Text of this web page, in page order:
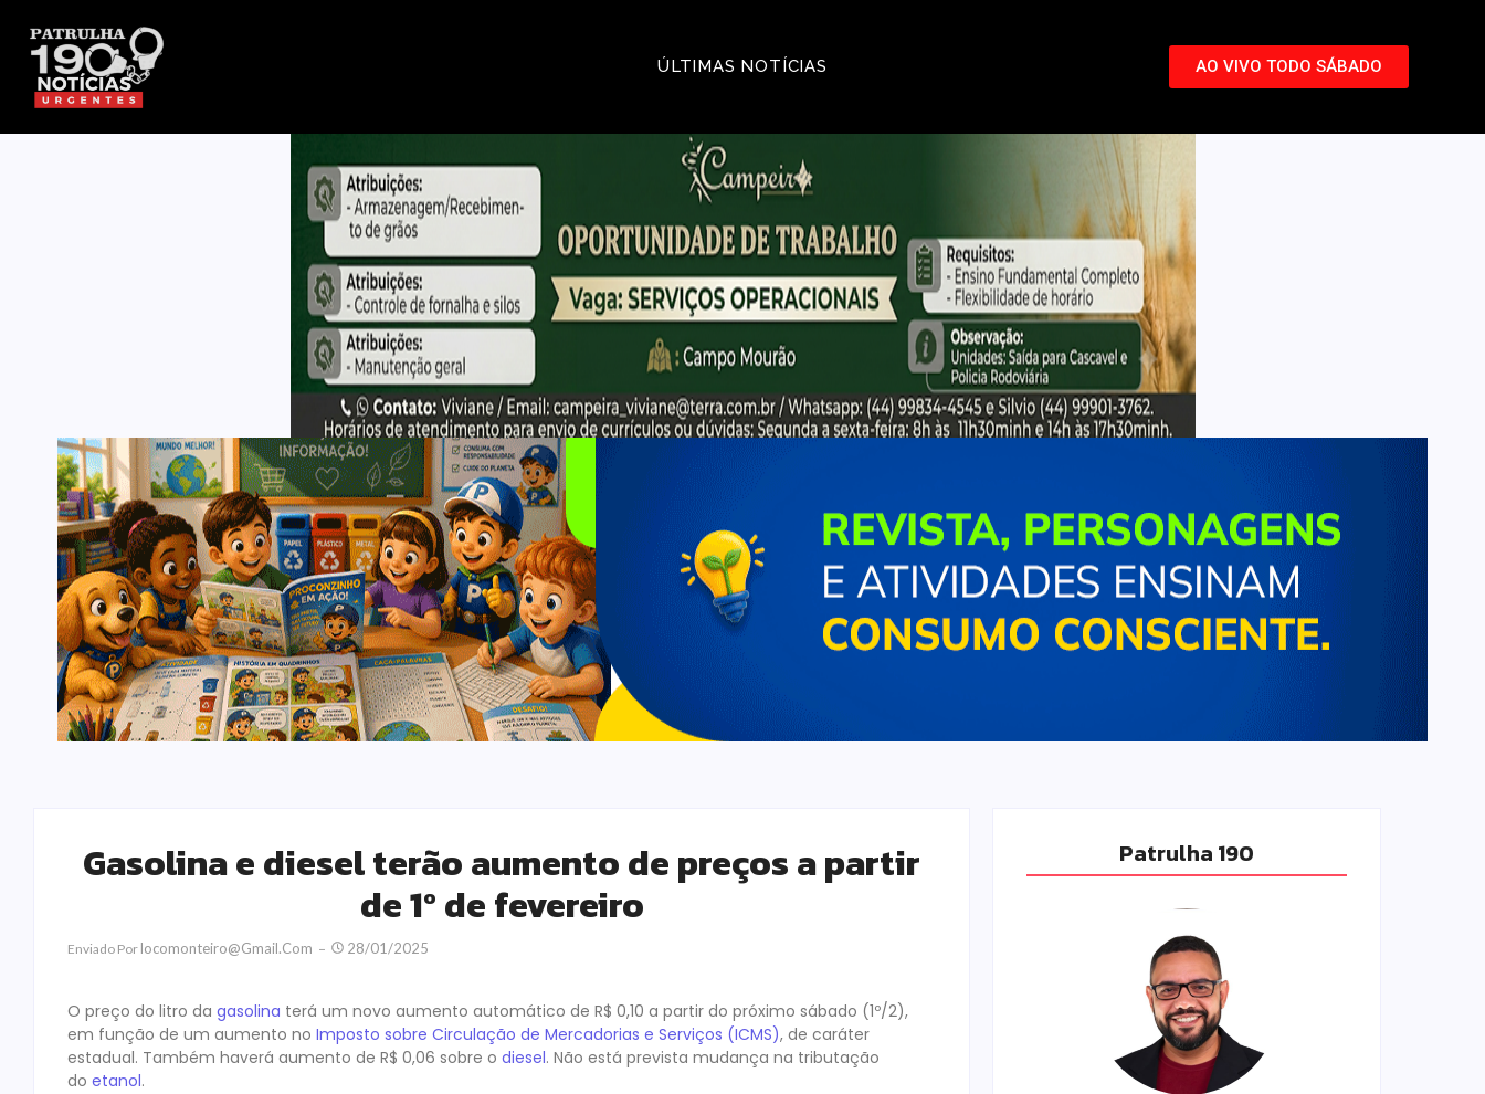
ÚLTIMAS NOTÍCIAS AO VIVO TODO SÁBADO
Gasolina e diesel terão aumento de preços a partir
de 1º de fevereiro
Enviado Por Locomonteiro@gmail.com 28/01/2025
O preço do litro da gasolina terá um novo aumento automático de R$ 0,10 a partir do próximo sábado (1º/2),
em função de um aumento no Imposto sobre Circulação de Mercadorias e Serviços (ICMS), de caráter
estadual. Também haverá aumento de R$ 0,06 sobre o diesel. Não está prevista mudança na tributação
do etanol.
Patrulha 190